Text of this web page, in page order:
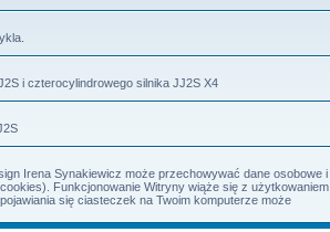
i czterocylindrowego silnika JJ2S X4
Irena Synakiewicz może przechowywać dane osobowe i
Funkcjonowanie Witryny wiąże się z użytkowaniem
się ciasteczek na Twoim komputerze może